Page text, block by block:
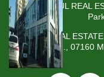
ISTANBUL REAL
ANTALYA REAL
Fener Mah., 07160